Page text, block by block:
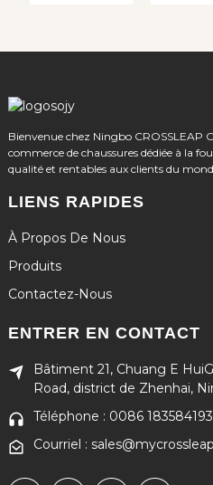
Bienvenue chez Ningbo CROSSLEAP
commerce de chaussures dédiée à la
qualité et rentables aux clients du
LIENS RAPIDES
À Propos De Nous
Produits
Contactez-Nous
ENTRER EN CONTACT
Bâtiment 21, Chuang E
Road, district de Zhenhai,
Téléphone : 0086
Courriel :